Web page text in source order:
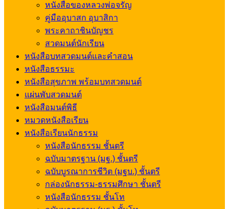
หนังสือของหลวงพ่อจรัญ
คู่มืออุบาสก อุบาสิกา
พระคาถาชินบัญชร
สวดมนต์นักเรียน
หนังสือบทสวดมนต์และคำสอน
หนังสือธรรมะ
หนังสือสุขภาพ พร้อมบทสวดมนต์
แผ่นพับสวดมนต์
หนังสือมนต์พิธี
หมวดหนังสือเรียน
หนังสือเรียนนักธรรม
หนังสือนักธรรม ชั้นตรี
ฉบับมาตรฐาน (มฐ.) ชั้นตรี
ฉบับบูรณาการชีวิต (มฐบ.) ชั้นตรี
กล่องนักธรรม-ธรรมศึกษา ชั้นตรี
หนังสือนักธรรม ชั้นโท